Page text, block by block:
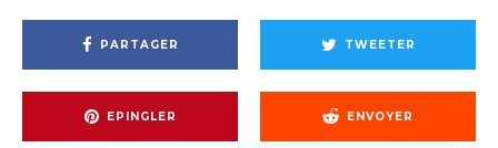
PARTAGER TWEETER
EPINGLER ENVOYER